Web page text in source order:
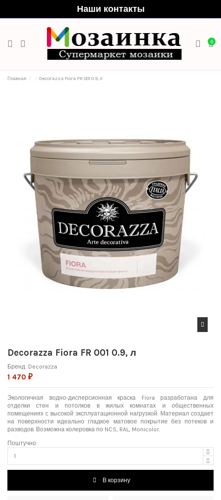
Наши контакты
0
Главная Decorazza Fiora FR 001 0.9, л
Decorazza Fiora FR 001 0.9, л
Бренд: Decorazza
1 470 ₽
Экологичная водно-дисперсионная краска Fiora разработана для
отделки стен и потолков в жилых комнатах и общественных
помещениях с высокой эксплуатационной нагрузкой. Материал создает
на поверхности идеально гладкое матовое покрытие без потеков и
разводов. Возможна колеровка по NCS, RAL, Monicolor.
Поштучно:
В корзину